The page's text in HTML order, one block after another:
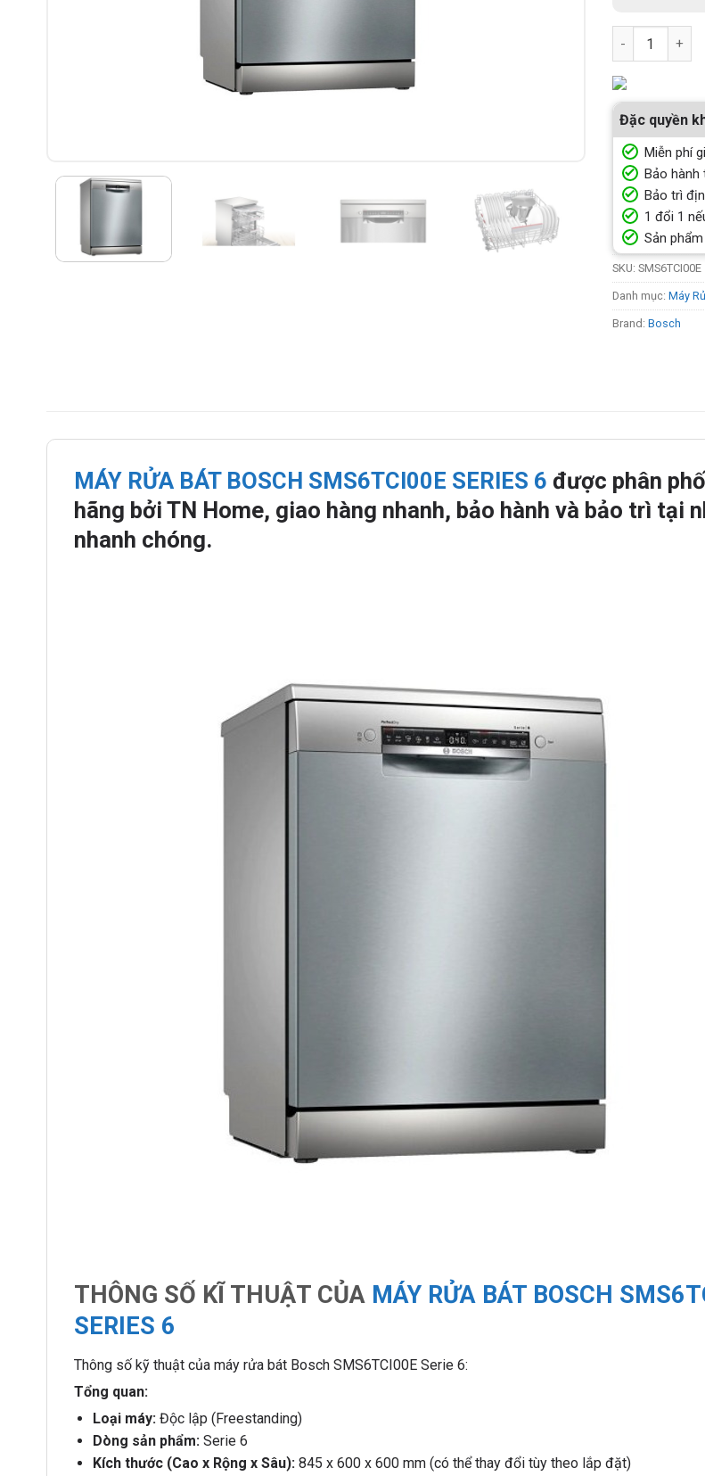
MÁY RỬA
Đặc quyền
Miễn phí
Bảo hành
Bảo trì
1 đổi 1
Sản
SKU: SMS6TCI00E
Danh mục: Máy
Brand: Bosch
MÁY RỬA BÁT BOSCH SMS6TCI00E SERIES 6 được phân
hãng bởi TN Home, giao hàng nhanh, bảo hành và bảo trì tại
nhanh chóng.
THÔNG SỐ KĨ THUẬT CỦA MÁY RỬA BÁT BOSCH
SERIES 6
Thông số kỹ thuật của máy rửa bát Bosch SMS6TCI00E Serie 6:
Tổng quan:
Loại máy:Độc lập (Freestanding)
Dòng sản phẩm:Serie 6
Kích thước (Cao x Rộng x Sâu):845 x 600 x 600 mm (có thể thay đổi tùy theo lắp đặt)